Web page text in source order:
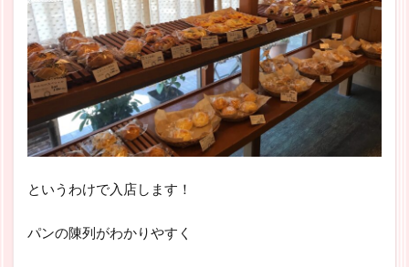
というわけで入店します！
パンの陳列がわかりやすく